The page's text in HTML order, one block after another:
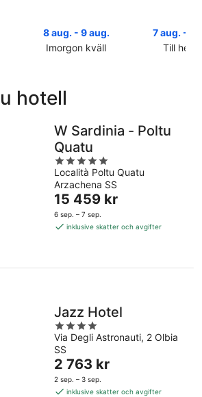
8 aug. - 9 aug.
Imorgon kväll
Poltu
imorgon
natt,
aug.
aug.
7 aug. - 9
Till
inför
hotell
W Sardinia - Poltu
Quatu
5
out
of
5
Località Poltu Quatu
Arzachena SS
Priset
är
15 459 kr
15 459 kr
6 sep. – 7 sep.
inklusive skatter och avgifter
Jazz Hotel
4
out
of
5
Via Degli Astronauti, 2 Olbia
SS
Priset
är
2 763 kr
2 763 kr
2 sep. – 3 sep.
inklusive skatter och avgifter